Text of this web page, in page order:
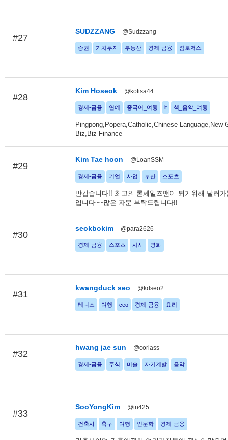
#27
SUDZZANG @Sudzzang
증권 가치투자 부동산 경제-금융 짐로저스
#28
Kim Hoseok @kofisa44
경제-금융 연예 중국어_여행 it 책_음악_여행
Pingpong,Popera,Catholic,Chinese Language,New
Biz,Biz Finance
#29
Kim Tae hoon @LoanSSM
경제-금융 기업 사업 부산 스포츠
반갑습니다!! 최고의 론세일즈맨이 되기위해 달러
입니다~~많은 자문 부탁드립니다!!
#30
seokbokim @para2626
경제-금융 스포츠 시사 영화
#31
kwangduck seo @kdseo2
테니스 여행 ceo 경제-금융 요리
#32
hwang jae sun @coriass
경제-금융 주식 미술 자기계발 음악
#33
SooYongKim @in425
건축사 축구 여행 인문학 경제-금융